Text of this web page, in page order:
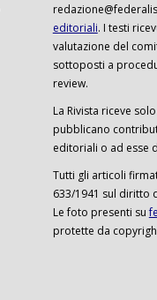
editoriali. I testi
valutazione del
sottoposti a
review.
La Rivista riceve
pubblicano
editoriali o ad esse
Tutti gli articoli
633/1941 sul diritto
Le foto presenti su
protette da